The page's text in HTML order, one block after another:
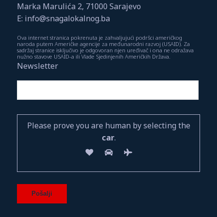
Marka Marulića 2, 71000 Sarajevo
E: info@snagalokalnog.ba
Ova internet stranica pokrenuta je zahvaljujući podršci američkog
naroda putem Američke agencije za međunarodni razvoj (USAID). Za
sadržaj stranice isključivo je odgovoran njen uređivač i ona ne odražava
nužno stavove USAID-a ili Vlade Sjedinjenih Američkih Država.
Newsletter
Please prove you are human by selecting the
car.